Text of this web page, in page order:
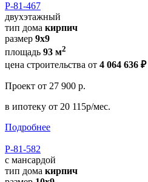
Р-81-467
двухэтажный
тип дома кирпич
размер 9х9
площадь 93 м2
цена строительства от 4 064 636 ₽
Проект от 27 900 р.
в ипотеку от 20 115р/мес.
Подробнее
Р-81-582
с мансардой
тип дома кирпич